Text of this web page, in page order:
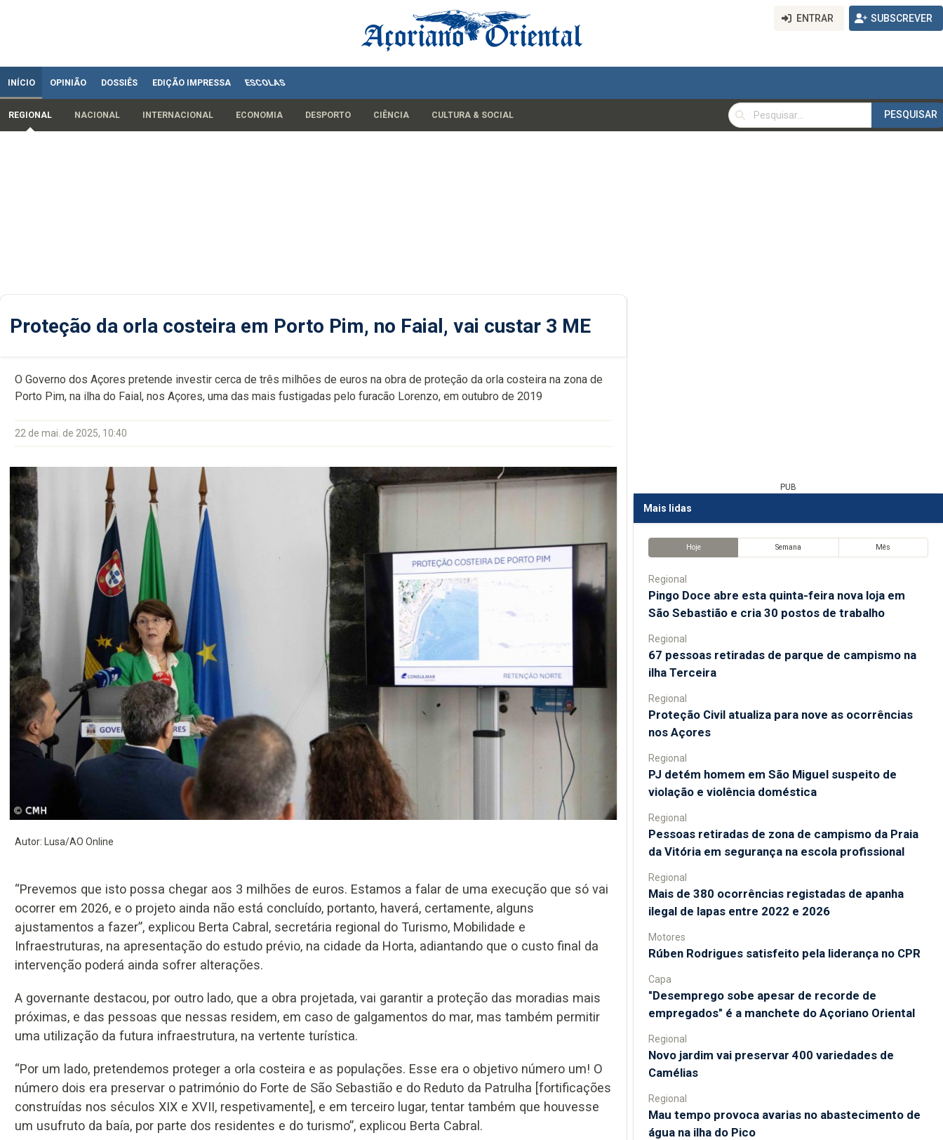
ENTRAR SUBSCREVER
INÍCIO OPINIÃO DOSSIÊS EDIÇÃO IMPRESSA ESCOLAS
REGIONAL NACIONAL INTERNACIONAL ECONOMIA DESPORTO CIÊNCIA CULTURA & SOCIAL
PESQUISAR
PESQUISAR
Proteção da orla costeira em Porto Pim, no Faial, vai custar 3 ME
O Governo dos Açores pretende investir cerca de três milhões de euros na obra de proteção da orla costeira na zona de
Porto Pim, na ilha do Faial, nos Açores, uma das mais fustigadas pelo furacão Lorenzo, em outubro de 2019
22 de mai. de 2025, 10:40
Autor: Lusa/AO Online
“Prevemos que isto possa chegar aos 3 milhões de euros. Estamos a falar de uma execução que só vai
ocorrer em 2026, e o projeto ainda não está concluído, portanto, haverá, certamente, alguns
ajustamentos a fazer”, explicou Berta Cabral, secretária regional do Turismo, Mobilidade e
Infraestruturas, na apresentação do estudo prévio, na cidade da Horta, adiantando que o custo final da
intervenção poderá ainda sofrer alterações.
A governante destacou, por outro lado, que a obra projetada, vai garantir a proteção das moradias mais
próximas, e das pessoas que nessas residem, em caso de galgamentos do mar, mas também permitir
uma utilização da futura infraestrutura, na vertente turística.
“Por um lado, pretendemos proteger a orla costeira e as populações. Esse era o objetivo número um! O
número dois era preservar o património do Forte de São Sebastião e do Reduto da Patrulha [fortificações
construídas nos séculos XIX e XVII, respetivamente], e em terceiro lugar, tentar também que houvesse
um usufruto da baía, por parte dos residentes e do turismo”, explicou Berta Cabral.
PUB
Mais lidas
Hoje Semana Mês
Regional
Pingo Doce abre esta quinta-feira nova loja em
São Sebastião e cria 30 postos de trabalho
Regional
67 pessoas retiradas de parque de campismo na
ilha Terceira
Regional
Proteção Civil atualiza para nove as ocorrências
nos Açores
Regional
PJ detém homem em São Miguel suspeito de
violação e violência doméstica
Regional
Pessoas retiradas de zona de campismo da Praia
da Vitória em segurança na escola profissional
Regional
Mais de 380 ocorrências registadas de apanha
ilegal de lapas entre 2022 e 2026
Motores
Rúben Rodrigues satisfeito pela liderança no CPR
Capa
"Desemprego sobe apesar de recorde de
empregados" é a manchete do Açoriano Oriental
Regional
Novo jardim vai preservar 400 variedades de
Camélias
Regional
Mau tempo provoca avarias no abastecimento de
água na ilha do Pico